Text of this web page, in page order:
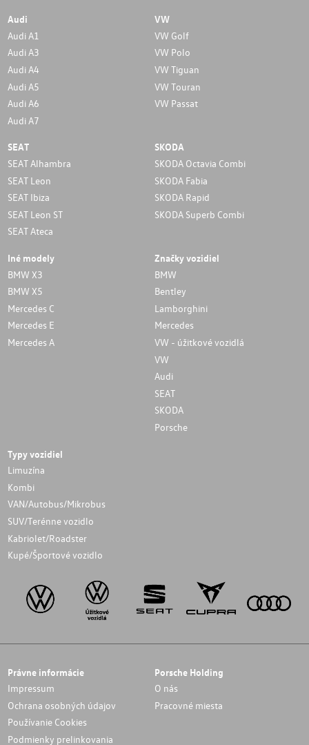
Audi
Audi A1
Audi A3
Audi A4
Audi A5
Audi A6
Audi A7
VW
VW Golf
VW Polo
VW Tiguan
VW Touran
VW Passat
SEAT
SEAT Alhambra
SEAT Leon
SEAT Ibiza
SEAT Leon ST
SEAT Ateca
SKODA
SKODA Octavia Combi
SKODA Fabia
SKODA Rapid
SKODA Superb Combi
Iné modely
BMW X3
BMW X5
Mercedes C
Mercedes E
Mercedes A
Značky vozidiel
BMW
Bentley
Lamborghini
Mercedes
VW - úžitkové vozidlá
VW
Audi
SEAT
SKODA
Porsche
Typy vozidiel
Limuzína
Kombi
VAN/Autobus/Mikrobus
SUV/Terénne vozidlo
Kabriolet/Roadster
Kupé/Športové vozidlo
Právne informácie
Impressum
Ochrana osobných údajov
Používanie Cookies
Podmienky prelinkovania
Porsche Holding
O nás
Pracovné miesta